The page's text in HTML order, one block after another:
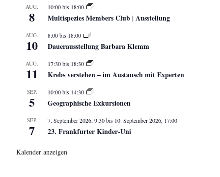
AUG.
8
10:00bis 18:00
Multispezies Members Club | Ausstellung
AUG.
10
8:00bis 18:00
Dauerausstellung Barbara Klemm
AUG.
11
17:30bis 18:30
Krebs verstehen – im Austausch mit Experten
SEP.
5
10:00bis 14:30
Geographische Exkursionen
SEP.
7
7. September 2026, 9:30bis 10. September 2026, 17:00
23. Frankfurter Kinder-Uni
Kalender anzeigen